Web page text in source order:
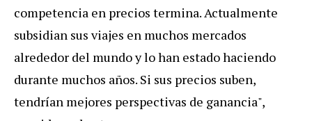
competencia en precios termina. Actualmente
subsidian sus viajes en muchos mercados
alrededor del mundo y lo han estado haciendo
durante muchos años. Si sus precios suben,
tendrían mejores perspectivas de ganancia",